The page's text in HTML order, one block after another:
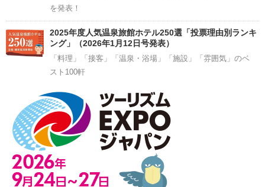
を発表！
2025年度人気温泉旅館ホテル250選「投票理由別ランキ
ング」（2026年1月12日号発表）
「料理」「接客」「温泉・浴場」「施設」「雰囲気」のベ
スト100軒